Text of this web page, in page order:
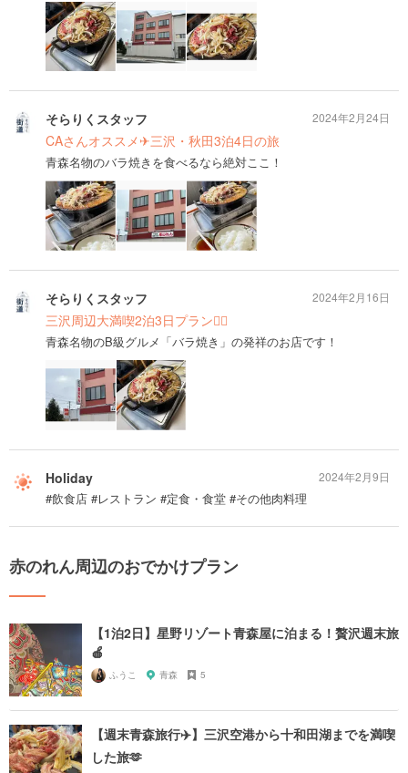
そらりくスタッフ
CAさんオススメ✈︎三沢・秋田3泊4日の旅
青森名物のバラ焼きを食べるなら絶対ここ！
2024年2月24日
そらりくスタッフ
三沢周辺大満喫2泊3日プラン🙆‍♀️
青森名物のB級グルメ「バラ焼き」の発祥のお店です！
2024年2月16日
Holiday
#飲食店 #レストラン #定食・食堂 #その他肉料理
2024年2月9日
赤のれん周辺のおでかけプラン
【1泊2日】星野リゾート青森屋に泊まる！贅沢週末旅
🍎
ふうこ 青森 5
【週末青森旅行✈️】三沢空港から十和田湖までを満喫
した旅🫶